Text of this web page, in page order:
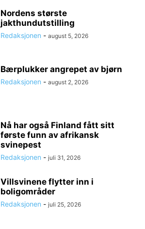
Nordens største
jakthundutstilling
Redaksjonen - august 5, 2026
Bærplukker angrepet av bjørn
Redaksjonen - august 2, 2026
Nå har også Finland fått sitt
første funn av afrikansk
svinepest
Redaksjonen - juli 31, 2026
Villsvinene flytter inn i
boligområder
Redaksjonen - juli 25, 2026